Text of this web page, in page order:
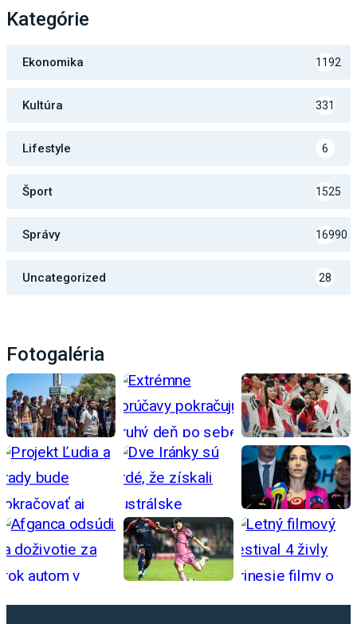
Kategórie
Ekonomika 1192
Kultúra 331
Lifestyle 6
Šport 1525
Správy 16990
Uncategorized 28
Fotogaléria